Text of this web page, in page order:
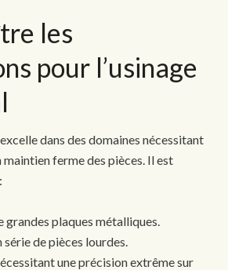
les
pour l’usinage
dans des domaines nécessitant
maintien ferme des pièces. Il est
plaques métalliques.
de pièces lourdes.
une précision extrême sur